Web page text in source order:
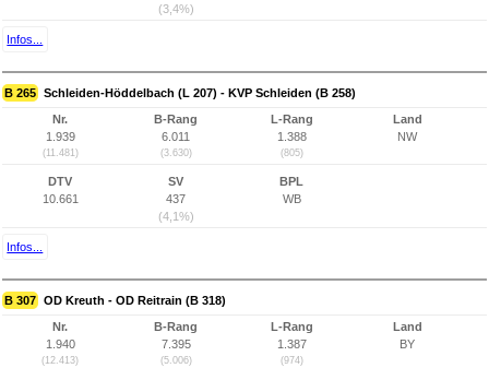
(3,4%)
Infos...
B 265 Schleiden-Höddelbach (L 207) - KVP Schleiden (B 258)
Nr.
1.939
(11.481)
B-Rang
6.011
(3.630)
L-Rang
1.388
(805)
Land
NW
DTV
10.661
SV
437
(4,1%)
BPL
WB
Infos...
B 307 OD Kreuth - OD Reitrain (B 318)
Nr.
1.940
(12.413)
B-Rang
7.395
(5.006)
L-Rang
1.387
(974)
Land
BY